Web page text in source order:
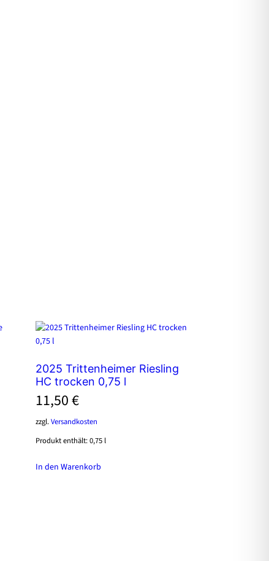
2025 Trittenheimer Riesling
HC trocken 0,75 l
11,50€
zzgl.Versandkosten
Produkt enthält: 0,75 l
In den Warenkorb